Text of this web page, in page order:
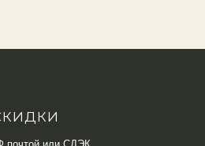
почтой или СДЭК